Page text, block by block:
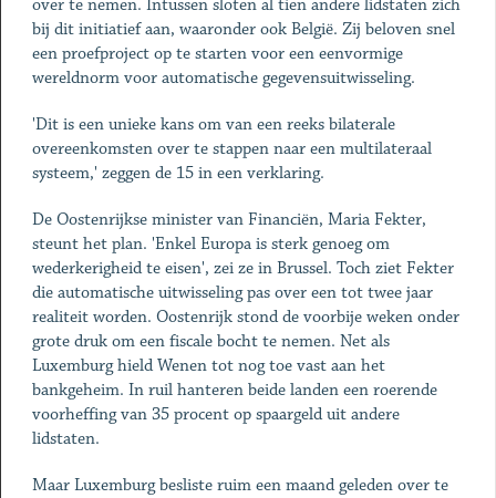
over te nemen. Intussen sloten al tien andere lidstaten zich
bij dit initiatief aan, waaronder ook België. Zij beloven snel
een proefproject op te starten voor een eenvormige
wereldnorm voor automatische gegevensuitwisseling.
'Dit is een unieke kans om van een reeks bilaterale
overeenkomsten over te stappen naar een multilateraal
systeem,' zeggen de 15 in een verklaring.
De Oostenrijkse minister van Financiën, Maria Fekter,
steunt het plan. 'Enkel Europa is sterk genoeg om
wederkerigheid te eisen', zei ze in Brussel. Toch ziet Fekter
die automatische uitwisseling pas over een tot twee jaar
realiteit worden. Oostenrijk stond de voorbije weken onder
grote druk om een fiscale bocht te nemen. Net als
Luxemburg hield Wenen tot nog toe vast aan het
bankgeheim. In ruil hanteren beide landen een roerende
voorheffing van 35 procent op spaargeld uit andere
lidstaten.
Maar Luxemburg besliste ruim een maand geleden over te